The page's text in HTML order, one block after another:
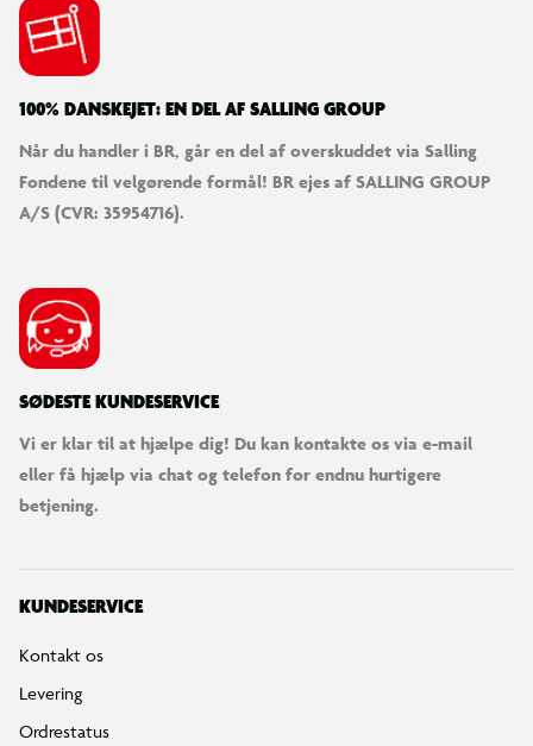
100% DANSKEJET: EN DEL AF SALLING GROUP
Når du handler i BR, går en del af overskuddet via Salling
Fondene til velgørende formål! BR ejes af SALLING GROUP
A/S (CVR: 35954716).
SØDESTE KUNDESERVICE
Vi er klar til at hjælpe dig! Du kan kontakte os via e-mail
eller få hjælp via chat og telefon for endnu hurtigere
betjening.
KUNDESERVICE
Kontakt os
Levering
Ordrestatus